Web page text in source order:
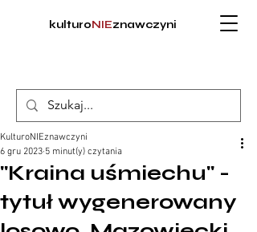
kulturoNIEznawczyni
"Kraina uśmiechu" -
tytuł wygenerowany
KulturoNIEznawczyni
6 gru 2023 5 minut(y) czytania